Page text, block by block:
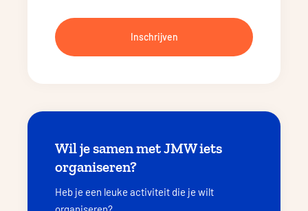
Inschrijven
Wil je samen met JMW iets
organiseren?
Heb je een leuke activiteit die je wilt